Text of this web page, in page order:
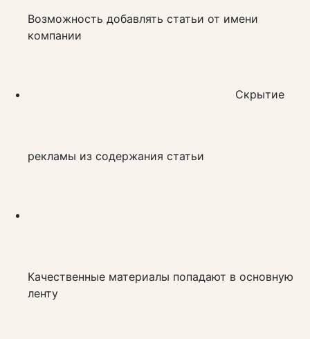
Возможность добавлять статьи от имени
компании
Скрытие
рекламы из содержания статьи
Качественные материалы попадают в основную
ленту